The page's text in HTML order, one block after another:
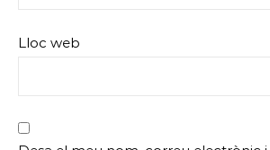
Lloc web